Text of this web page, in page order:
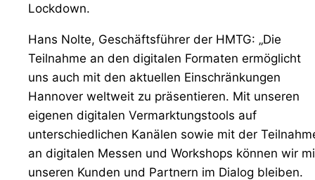
Lockdown.
Hans Nolte, Geschäftsführer der HMTG: „Die
Teilnahme an den digitalen Formaten ermöglicht
uns auch mit den aktuellen Einschränkungen
Hannover weltweit zu präsentieren. Mit unseren
eigenen digitalen Vermarktungstools auf
unterschiedlichen Kanälen sowie mit der
an digitalen Messen und Workshops können wir
unseren Kunden und Partnern im Dialog bleiben.